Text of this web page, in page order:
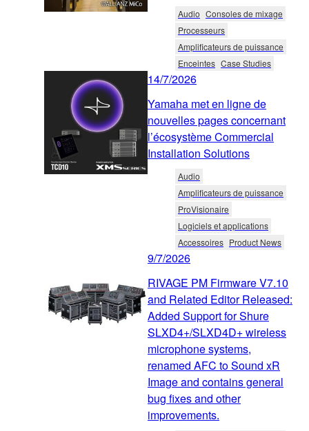
Audio Consoles de mixage
Processeurs
Amplificateurs de puissance
Enceintes Case Studies
14/7/2026
Yamaha met en ligne de
nouvelles pages concernant
l’écosystème Commercial
Installation Solutions
Audio
Amplificateurs de puissance
ProVisionaire
Logiciels et applications
Accessoires Product News
9/7/2026
RIVAGE PM Firmware V7.10
and Related Editor Released:
Added Support for Shure
SLXD4+/SLXD4D+ wireless
microphone systems,
renamed AFC to Sound xR
Image and contains general
bug fixes and other
improvements.